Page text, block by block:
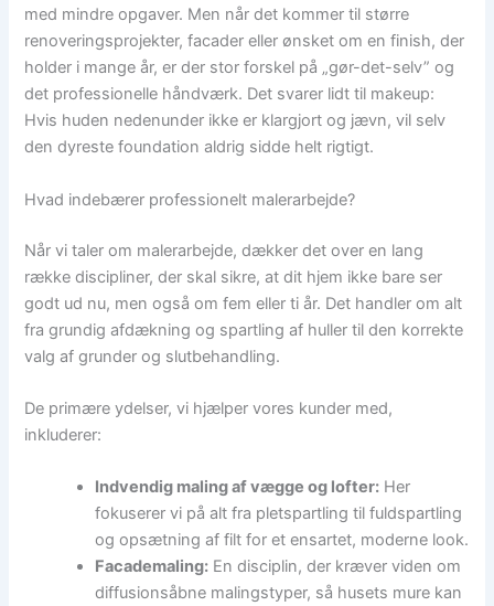
med mindre opgaver. Men når det kommer til større
renoveringsprojekter, facader eller ønsket om en finish, der
holder i mange år, er der stor forskel på „gør-det-selv” og
det professionelle håndværk. Det svarer lidt til makeup:
Hvis huden nedenunder ikke er klargjort og jævn, vil selv
den dyreste foundation aldrig sidde helt rigtigt.
Hvad indebærer professionelt malerarbejde?
Når vi taler om malerarbejde, dækker det over en lang
række discipliner, der skal sikre, at dit hjem ikke bare ser
godt ud nu, men også om fem eller ti år. Det handler om alt
fra grundig afdækning og spartling af huller til den korrekte
valg af grunder og slutbehandling.
De primære ydelser, vi hjælper vores kunder med,
inkluderer:
Indvendig maling af vægge og lofter: Her
fokuserer vi på alt fra pletspartling til fuldspartling
og opsætning af filt for et ensartet, moderne look.
Facademaling: En disciplin, der kræver viden om
diffusionsåbne malingstyper, så husets mure kan